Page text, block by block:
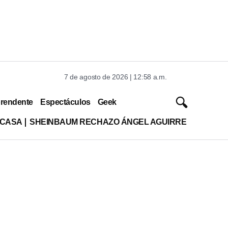
7 de agosto de 2026 | 12:58 a.m.
Espectáculos Geek
SHEINBAUM RECHAZO ÁNGEL AGUIRRE